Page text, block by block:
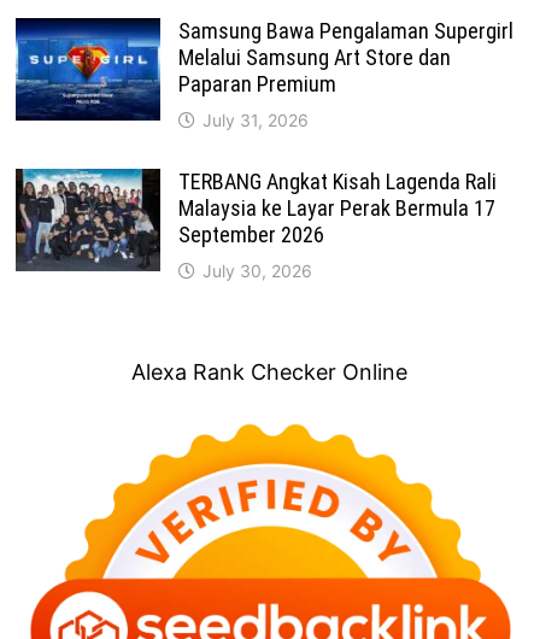
Samsung Bawa Pengalaman Supergirl
Melalui Samsung Art Store dan
Paparan Premium
July 31, 2026
TERBANG Angkat Kisah Lagenda Rali
Malaysia ke Layar Perak Bermula 17
September 2026
July 30, 2026
Alexa Rank Checker Online